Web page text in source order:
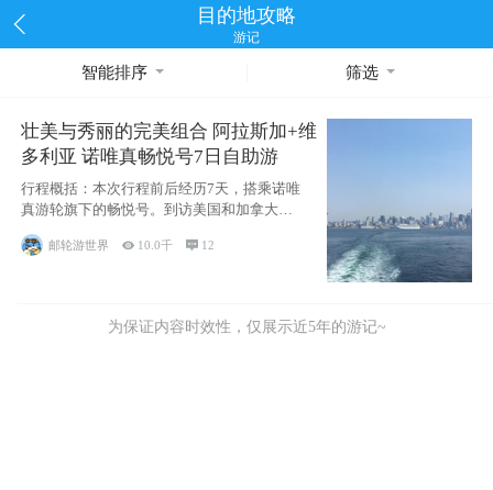
目的地攻略
游记
智能排序 筛选
壮美与秀丽的完美组合 阿拉斯加+维
多利亚 诺唯真畅悦号7日自助游
行程概括：本次行程前后经历7天，搭乘诺唯
真游轮旗下的畅悦号。到访美国和加拿大的4
个州/省：美国华盛顿州
邮轮游世界  10.0千  12
为保证内容时效性，仅展示近5年的游记~